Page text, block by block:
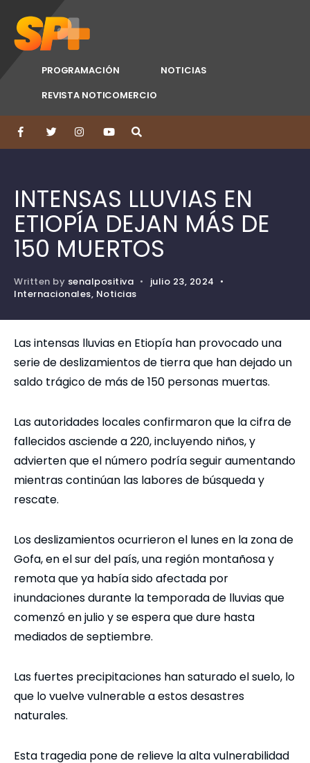
PROGRAMACIÓN
NOTICIAS
REVISTA NOTICOMERCIO
INTENSAS LLUVIAS EN
ETIOPÍA DEJAN MÁS DE
150 MUERTOS
Written by senalpositiva • julio 23, 2024 •
Internacionales, Noticias
Las intensas lluvias en Etiopía han provocado una
serie de deslizamientos de tierra que han dejado un
saldo trágico de más de 150 personas muertas.
Las autoridades locales confirmaron que la cifra de
fallecidos asciende a 220, incluyendo niños, y
advierten que el número podría seguir aumentando
mientras continúan las labores de búsqueda y
rescate.
Los deslizamientos ocurrieron el lunes en la zona de
Gofa, en el sur del país, una región montañosa y
remota que ya había sido afectada por
inundaciones durante la temporada de lluvias que
comenzó en julio y se espera que dure hasta
mediados de septiembre.
Las fuertes precipitaciones han saturado el suelo, lo
que lo vuelve vulnerable a estos desastres
naturales.
Esta tragedia pone de relieve la alta vulnerabilidad